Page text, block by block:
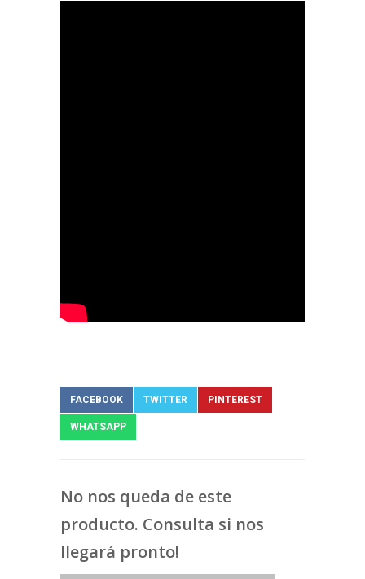
FACEBOOK TWITTER PINTEREST
WHATSAPP
No nos queda de este
producto. Consulta si nos
llegará pronto!